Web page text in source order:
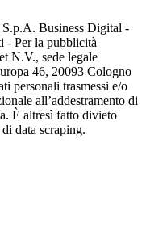
Business Digital -
- Per la pubblicità
N.V., sede legale
46, 20093 Cologno
personali trasmessi e/o
all’addestramento di
È altresì fatto divieto
data scraping.